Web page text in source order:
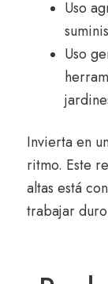
Uso
Uso
Invierta en
ritmo. Este
altas está
trabajar